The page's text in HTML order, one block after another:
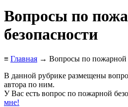
Вопросы по
безопасности
≡ Главная → Вопросы по пожарной
В данной рубрике размещены
автора по ним.
У Вас есть вопрос по пожарной
мне!